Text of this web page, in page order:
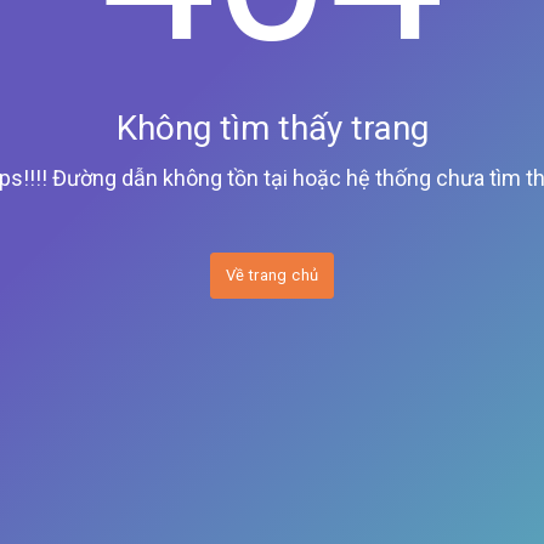
Không tìm thấy trang
Đường dẫn không tồn tại hoặc hệ thống chưa tìm
Về trang chủ